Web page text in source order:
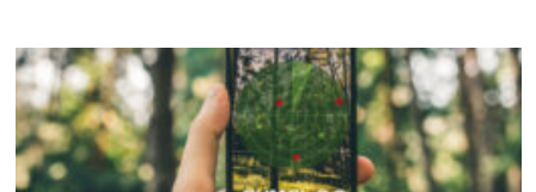
Peste
250
de
intervenţii
ale
salvamontiştilor
harghiteni